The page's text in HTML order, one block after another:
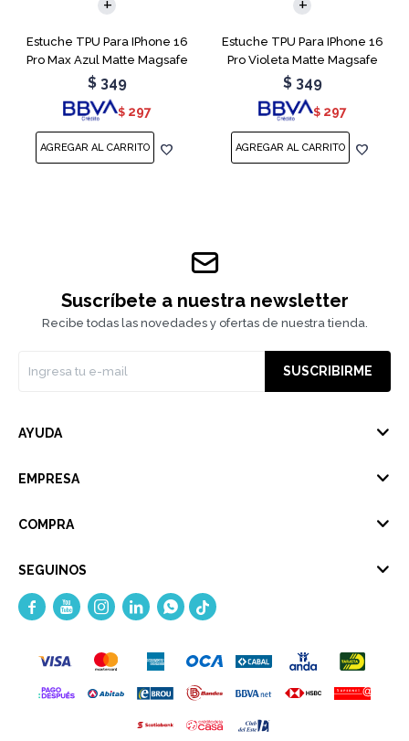
Estuche TPU Para IPhone 16
Pro Max Azul Matte Magsafe
$ 349
$ 297
Estuche TPU Para IPhone 16
Pro Violeta Matte Magsafe
$ 349
$ 297
Suscríbete a nuestra newsletter
Recibe todas las novedades y ofertas de nuestra tienda.
SUSCRIBIRME
AYUDA
EMPRESA
COMPRA
SEGUINOS
    